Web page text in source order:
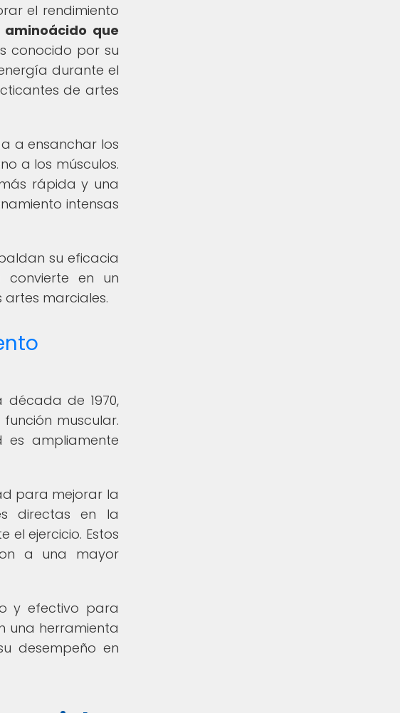
el rendimiento
que
conocido por su
durante el
de artes
a ensanchar los
a los músculos.
rápida y una
intensas
su eficacia
en un
marciales.
de 1970,
muscular.
ampliamente
para mejorar la
directas en la
el ejercicio. Estos
a una mayor
y efectivo para
una herramienta
desempeño en